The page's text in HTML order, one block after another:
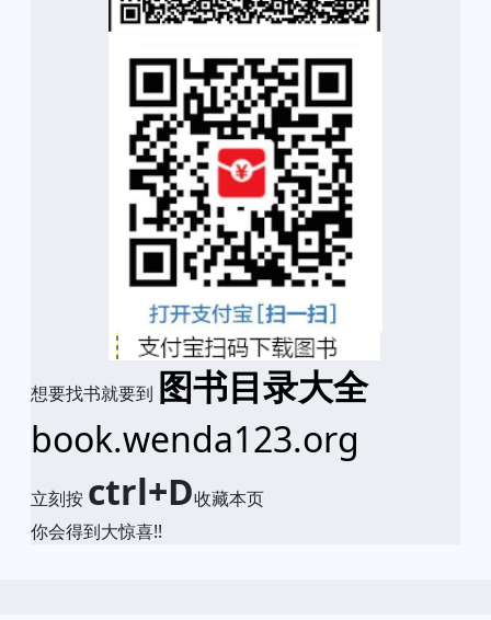
想要找书就要到 图书目录大全
book.wenda123.org
立刻按 ctrl+D收藏本页
你会得到大惊喜!!